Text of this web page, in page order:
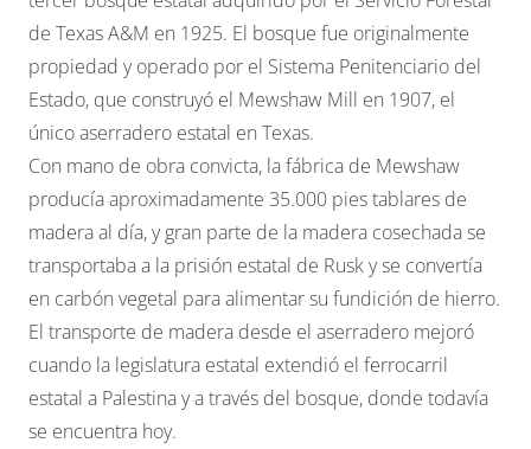
de Texas A&M en 1925. El bosque fue originalmente
propiedad y operado por el Sistema Penitenciario del
Estado, que construyó el Mewshaw Mill en 1907, el
único aserradero estatal en Texas.
Con mano de obra convicta, la fábrica de Mewshaw
producía aproximadamente 35.000 pies tablares de
madera al día, y gran parte de la madera cosechada se
transportaba a la prisión estatal de Rusk y se convertía
en carbón vegetal para alimentar su fundición de hierro.
El transporte de madera desde el aserradero mejoró
cuando la legislatura estatal extendió el ferrocarril
estatal a Palestina y a través del bosque, donde todavía
se encuentra hoy.